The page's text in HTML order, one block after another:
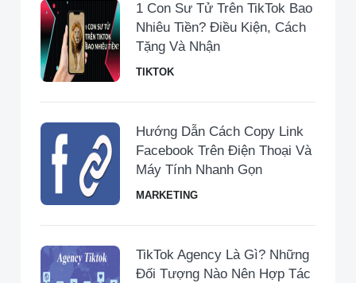
1 Con Sư Tử Trên TikTok Bao
Nhiêu Tiền​? Điều Kiện, Cách
Tặng Và Nhận
TIKTOK
Hướng Dẫn Cách Copy Link
Facebook Trên Điện Thoại Và
Máy Tính Nhanh Gọn
MARKETING
TikTok Agency Là Gì? Những
Đối Tượng Nào Nên Hợp Tác